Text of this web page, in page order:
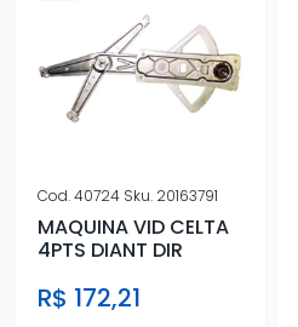
Cod.40724 Sku. 20163791
MAQUINA VID CELTA
4PTS DIANT DIR
R$ 172,21